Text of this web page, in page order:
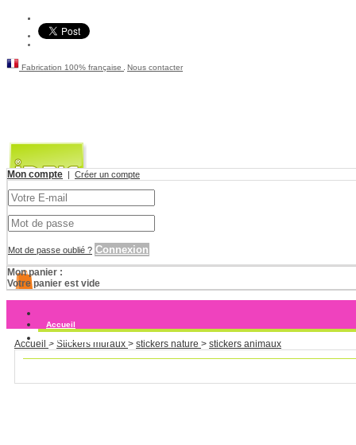
Fabrication 100% française Nous contacter
Mon compte | Créer un compte
Mot de passe oublié ? Connexion
Mon panier :
Votre panier est vide
Accueil
Stickers enfants
Accueil > Stickers muraux > stickers nature > stickers animaux